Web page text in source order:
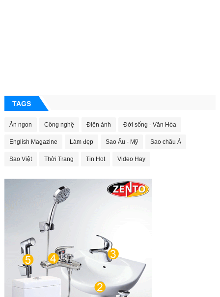
TAGS
Ăn ngon Công nghệ Điện ảnh Đời sống - Văn Hóa
English Magazine Làm đẹp Sao Âu - Mỹ Sao châu Á
Sao Việt Thời Trang Tin Hot Video Hay